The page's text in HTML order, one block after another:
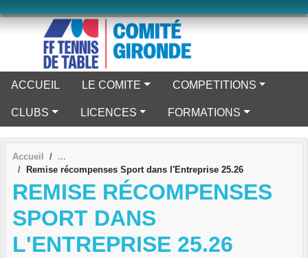
ACCUEIL LE COMITE COMPETITIONS
CLUBS LICENCES FORMATIONS
Accueil
Remise récompenses Sport dans l'Entreprise 25.26
REMISE RÉCOMPENSES
SPORT DANS
L'ENTREPRISE 25.26